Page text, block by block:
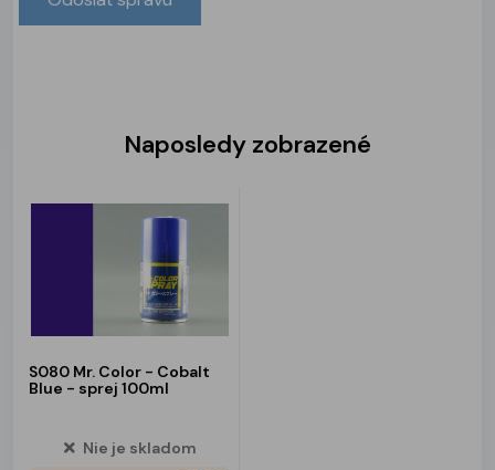
Naposledy zobrazené
S080 Mr. Color - Cobalt
Blue - sprej 100ml
Nie je skladom